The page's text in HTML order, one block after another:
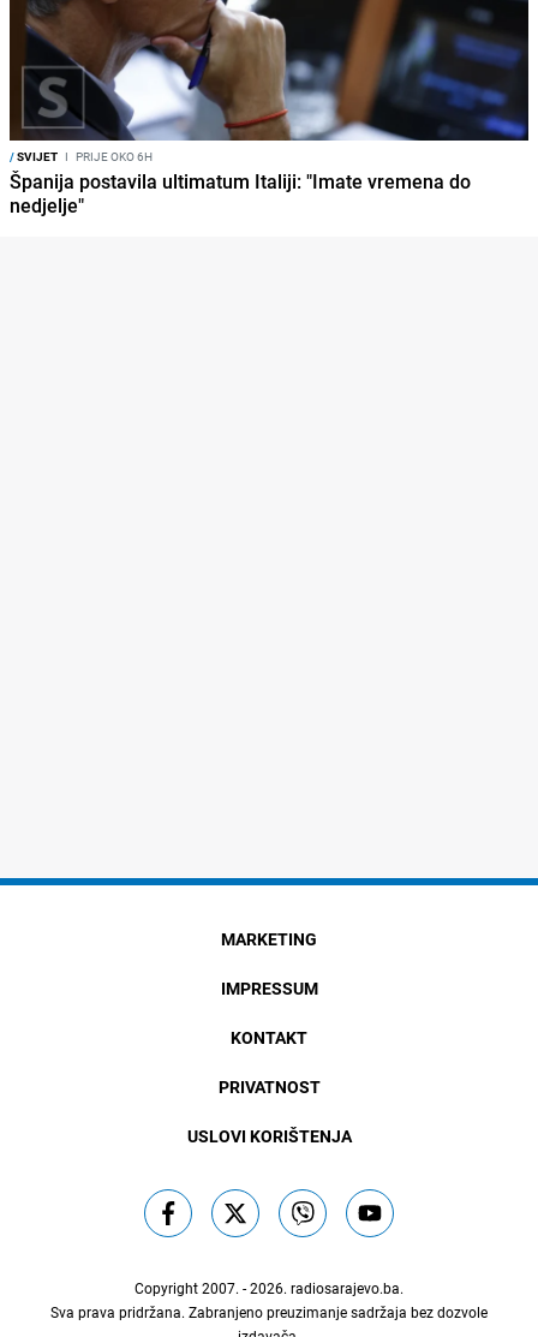
/SVIJET I PRIJE OKO 6H
Španija postavila ultimatum Italiji: "Imate vremena do
nedjelje"
MARKETING
IMPRESSUM
KONTAKT
PRIVATNOST
USLOVI KORIŠTENJA
Copyright 2007. - 2026. radiosarajevo.ba.
Sva prava pridržana. Zabranjeno preuzimanje sadržaja bez dozvole